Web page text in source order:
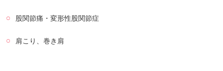
股関節痛・変形性股関節症
肩こり、巻き肩